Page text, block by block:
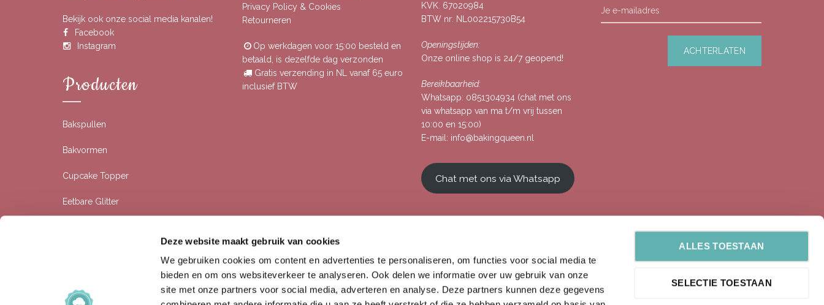
Deze website maakt gebruik van cookies
We gebruiken cookies om content en advertenties te personaliseren, om functies voor social media te
bieden en om ons websiteverkeer te analyseren. Ook delen we informatie over uw gebruik van onze
site met onze partners voor social media, adverteren en analyse. Deze partners kunnen deze gegevens
ALLES TOESTAAN
SELECTIE TOESTAAN
Bekijk ook onze social media kanalen!
Facebook
Instagram
Producten
Bakspullen
Bakvormen
Cupcake Topper
Eetbare Glitter
Privacy Policy & Cookies
Retourneren
Op werkdagen voor 15:00 besteld en
betaald, is dezelfde dag verzonden
Gratis verzending in NL vanaf 65 euro
inclusief BTW
KVK: 67020984
BTW nr: NL002215730B54
Openingstijden:
Onze online shop is 24/7 geopend!
Bereikbaarheid:
Whatsapp: 0851304934 (chat met ons
via whatsapp van ma t/m vrij tussen
10:00 en 15:00)
E-mail: info@bakingqueen.nl
Chat met ons via Whatsapp